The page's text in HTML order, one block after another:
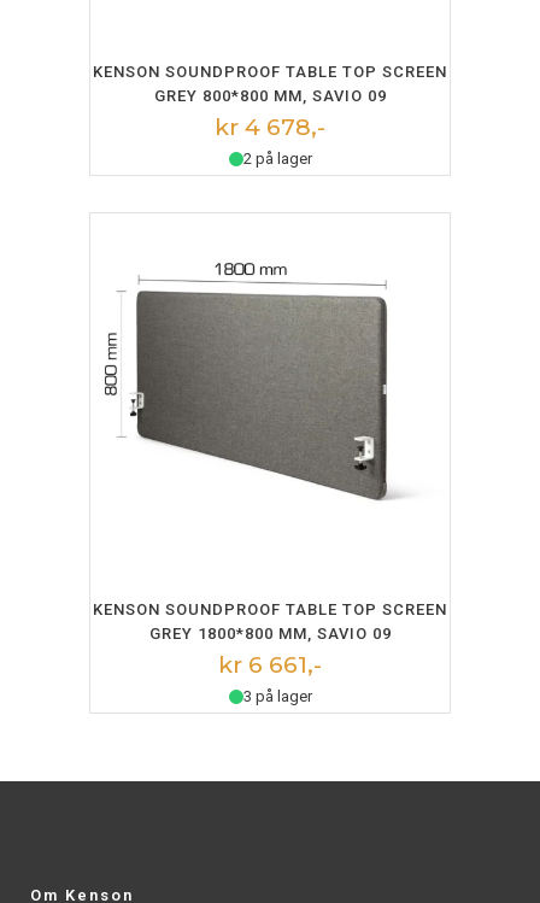
LEGG I HANDLEKURV
KENSON SOUNDPROOF TABLE TOP SCREEN
GREY 800*800 MM, SAVIO 09
kr 4 678,-
2 på lager
LEGG I HANDLEKURV
KENSON SOUNDPROOF TABLE TOP SCREEN
GREY 1800*800 MM, SAVIO 09
kr 6 661,-
3 på lager
Om Kenson